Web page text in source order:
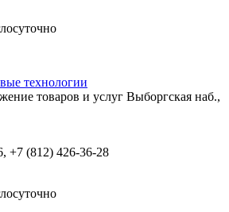
технологии
товаров и услуг Выборгская наб.,
+7 (812) 426-36-28